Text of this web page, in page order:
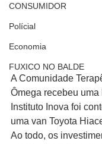
CONSUMIDOR
Polícial
Economia
FUXICO NO BALDE
A Comunidade
Ômega recebeu uma
Instituto Inova foi
uma van Toyota
Ao todo, os